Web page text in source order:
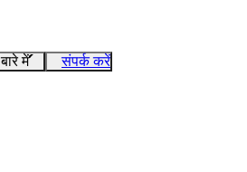
में संपर्क करें